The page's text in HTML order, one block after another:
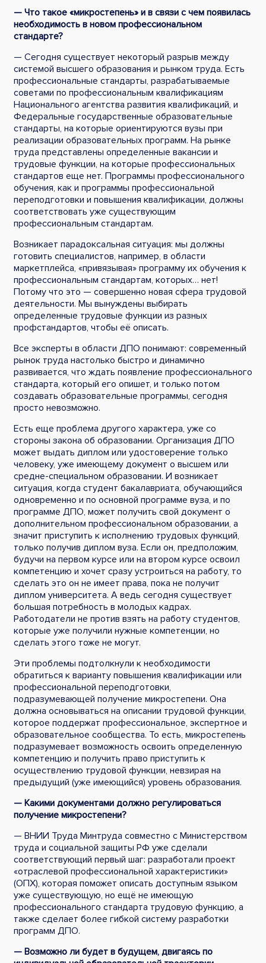
— Что такое «микростепень» и в связи с чем появилась
необходимость в новом профессиональном
стандарте?
— Сегодня существует некоторый разрыв между
системой высшего образования и рынком труда. Есть
профессиональные стандарты, разрабатываемые
советами по профессиональным квалификациям
Национального агентства развития квалификаций, и
Федеральные государственные образовательные
стандарты, на которые ориентируются вузы при
реализации образовательных программ. На рынке
труда представлены определенные вакансии и
трудовые функции, на которые профессиональных
стандартов еще нет. Программы профессионального
обучения, как и программы профессиональной
переподготовки и повышения квалификации, должны
соответствовать уже существующим
профессиональным стандартам.
Возникает парадоксальная ситуация: мы должны
готовить специалистов, например, в области
маркетплейса, «привязывая» программу их обучения к
профессиональным стандартам, которых… нет!
Потому что это — совершенно новая сфера трудовой
деятельности. Мы вынуждены выбирать
определенные трудовые функции из разных
профстандартов, чтобы её описать.
Все эксперты в области ДПО понимают: современный
рынок труда настолько быстро и динамично
развивается, что ждать появление профессионального
стандарта, который его опишет, и только потом
создавать образовательные программы, сегодня
просто невозможно.
Есть еще проблема другого характера, уже со
стороны закона об образовании. Организация ДПО
может выдать диплом или удостоверение только
человеку, уже имеющему документ о высшем или
средне-специальном образовании. И возникает
ситуация, когда студент бакалавриата, обучающийся
одновременно и по основной программе вуза, и по
программе ДПО, может получить свой документ о
дополнительном профессиональном образовании, а
значит приступить к исполнению трудовых функций,
только получив диплом вуза. Если он, предположим,
будучи на первом курсе или на втором курсе освоил
компетенцию и хочет сразу устроиться на работу, то
сделать это он не имеет права, пока не получит
диплом университета. А ведь сегодня существует
большая потребность в молодых кадрах.
Работодатели не против взять на работу студентов,
которые уже получили нужные компетенции, но
сделать этого тоже не могут.
Эти проблемы подтолкнули к необходимости
обратиться к варианту повышения квалификации или
профессиональной переподготовки,
подразумевающей получение микростепени. Она
должна основываться на описании трудовой функции,
которое поддержат профессиональное, экспертное и
образовательное сообщества. То есть, микростепень
подразумевает возможность освоить определенную
компетенцию и получить право приступить к
осуществлению трудовой функции, невзирая на
предыдущий (уже имеющийся) уровень образования.
— Какими документами должно регулироваться
получение микростепени?
— ВНИИ Труда Минтруда совместно с Министерством
труда и социальной защиты РФ уже сделали
соответствующий первый шаг: разработали проект
«отраслевой профессиональной характеристики»
(ОПХ), которая поможет описать доступным языком
уже существующую, но ещё не имеющую
профессионального стандарта трудовую функцию, а
также сделает более гибкой систему разработки
программ ДПО.
— Возможно ли будет в будущем, двигаясь по